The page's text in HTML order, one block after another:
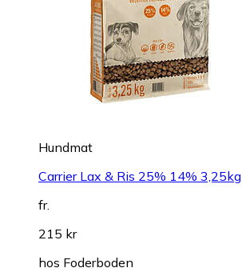
Hundmat
Carrier Lax & Ris 25% 14% 3,25kg
fr.
215 kr
hos Foderboden